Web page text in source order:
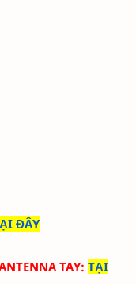
ĐÂY
TAY: TẠI